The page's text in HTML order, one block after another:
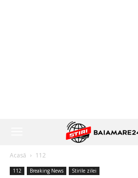
Acasă 112
112 Breaking News Stirile zilei